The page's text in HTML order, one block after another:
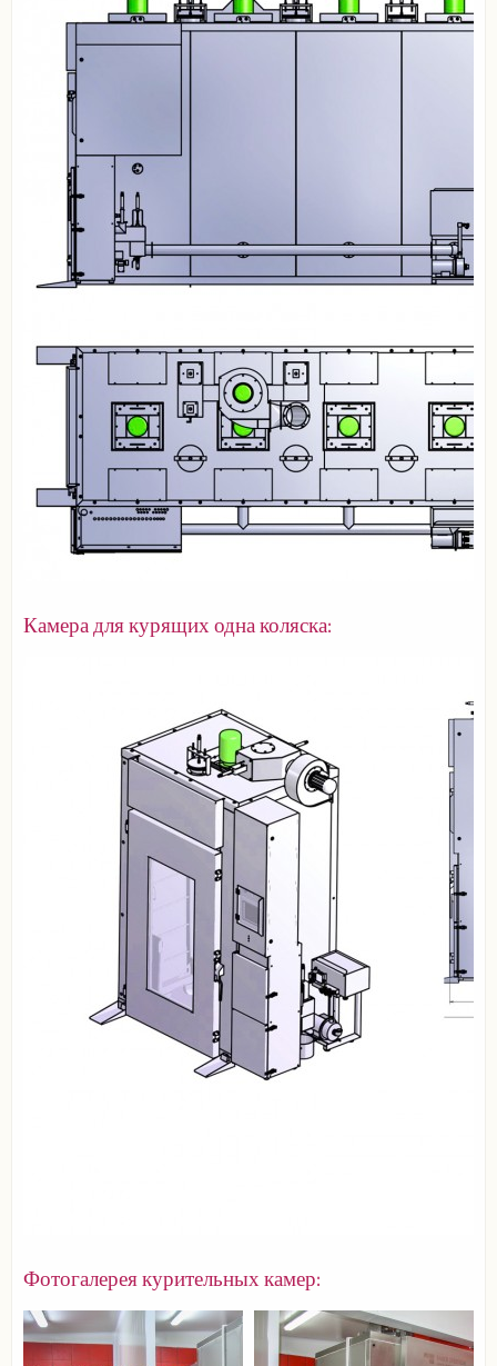
Камера для курящих одна коляска:
Фотогалерея курительных камер: